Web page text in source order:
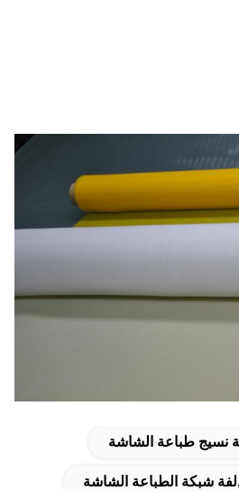
نسيج طباعة الشاشة
شبكة الطباعة الشاشة